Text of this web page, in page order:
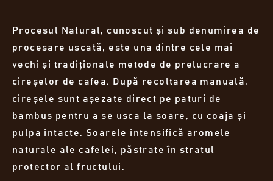
Procesul Natural, cunoscut și sub denumirea de
procesare uscată, este una dintre cele mai
vechi și tradiționale metode de prelucrare a
cireșelor de cafea. După recoltarea manuală,
cireșele sunt așezate direct pe paturi de
bambus pentru a se usca la soare, cu coaja și
pulpa intacte. Soarele intensifică aromele
naturale ale cafelei, păstrate în stratul
protector al fructului.